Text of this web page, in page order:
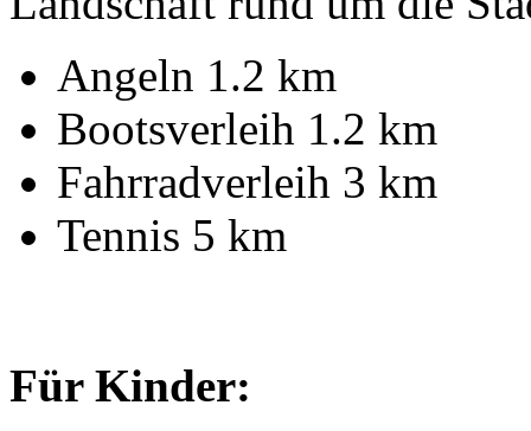
Angeln 1.2 km
Bootsverleih 1.2 km
Fahrradverleih 3 km
Tennis 5 km
Für Kinder: